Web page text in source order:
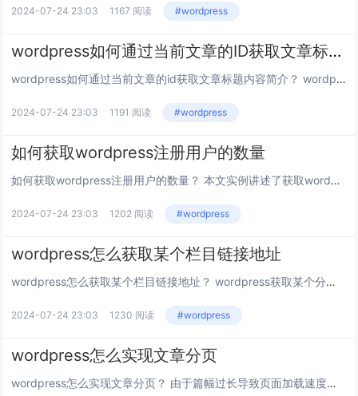
2024-07-24 23:03 1167 阅读 #wordpress
wordpress如何通过当前文章的ID获取文章标题内容简介
wordpress如何通过当前文章的id获取文章标题内容简介？ wordpress通过当前文章的ID获取文章的信息用的极多，在wordpress二次开发中，上篇文章说过，获取当前文章id以及获取当前文章评论数，其实，只要获取了当前文章...
2024-07-24 23:03 1191 阅读 #wordpress
如何获取wordpress注册用户的数量
如何获取wordpress注册用户的数量？ 本文实例讲述了获取wordpress注册用户的数量的方法分享给大家供大家参考。具体实现方法如下： 推荐：《wordpress教程》 方法一,代码如下: 代码如下: global $...
2024-07-24 23:03 1202 阅读 #wordpress
wordpress怎么获取某个栏目链接地址
wordpress怎么获取某个栏目链接地址？ wordpress获取某个分类的链接地址的两种方法,本文将详细介绍，需要了解的朋友可以参考下 推荐：《wordpress教程》 wordpress获取某个分...
2024-07-24 23:03 1230 阅读 #wordpress
wordpress怎么实现文章分页
wordpress怎么实现文章分页？ 由于篇幅过长导致页面加载速度过慢,降低用户体验,所以必须要找个方法把长文章进行分页,搜索了一下，发现有个代码解决的方法非常好。经过亲自使用，确实有效，所以在这里分享出来,感兴趣的你可不要错过了哈...